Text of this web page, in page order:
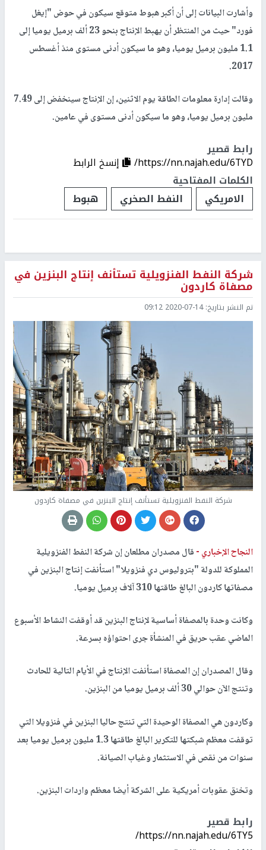
وأشارت البيانات إلى أن أكبر هبوط متوقع سيكون في حوض "إيغل
فورد" حيث من المنتظر أن يهبط الإنتاج بنحو 23 ألف برميل يوميا إلى
1.1 مليون برميل يوميا، وهو ما سيكون أدنى مستوى منذ أغسطس
2017.
وقالت إدارة معلومات الطاقة يوم الاثنين، إن الإنتاج سينخفض إلى 7.49
مليون برميل يوميا، وهو ما سيكون أدنى مستوى في عامين.
رابط قصير
https://nn.najah.edu/6TYD/
إنسخ الرابط
الكلمات المفتاحية
الامريكي
النفط الصخري هبوط
شركة النفط الفنزويلية تستأنف إنتاج البنزين في
مصفاة كاردون
تم النشر بتاريخ:2020-07-14 09:12
شركة النفط الفنزويلية تستأنف إنتاج البنزين في مصفاة كاردون
النجاح الإخباري -قال مصدران مطلعان إن شركة النفط الفنزويلية
المملوكة للدولة "بتروليوس دي فنزويلا" استأنفت إنتاج البنزين في
مصفاتها كاردون البالغ طاقتها 310 آلاف برميل يوميا.
وكانت وحدة بالمصفاة أساسية لإنتاج البنزين قد أوقفت النشاط الأسبوع
الماضي عقب حريق في المنشأة جرى احتواؤه بسرعة.
وقال المصدران إن المصفاة استأنفت الإنتاج في الأيام التالية للحادث
وتنتج الآن حوالي 30 ألف برميل يوميا من البنزين.
وكاردون هي المصفاة الوحيدة التي تنتج حاليا البنزين في فنزويلا التي
توقفت معظم شبكتها للتكرير البالغ طاقتها 1.3 مليون برميل يوميا بعد
سنوات من نقص في الاستثمار وغياب الصيانة.
وتخنق عقوبات أمريكية على الشركة أيضا معظم واردات البنزين.
رابط قصير
https://nn.najah.edu/6TY5/